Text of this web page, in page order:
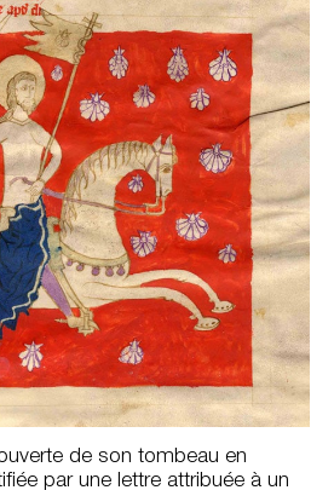
de son tombeau en
par une lettre attribuée à un